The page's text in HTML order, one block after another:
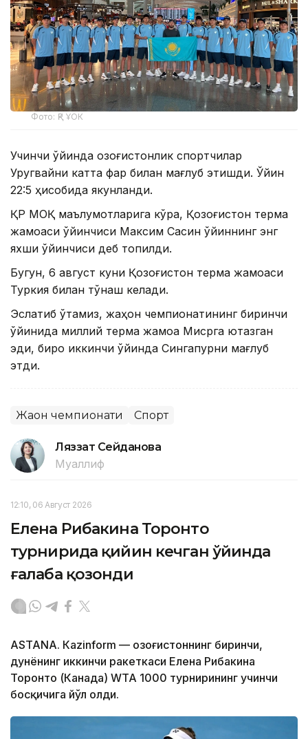
Фото: ҚР ҰОК
Учинчи ўйинда қозоғистонлик спортчилар
Уругвайни катта фарқ билан мағлуб этишди. Ўйин
22:5 ҳисобида якунланди.
ҚР МОҚ маълумотларига кўра, Қозоғистон терма
жамоаси ўйинчиси Максим Сасин ўйиннинг энг
яхши ўйинчиси деб топилди.
Бугун, 6 август куни Қозоғистон терма жамоаси
Туркия билан тўқнаш келади.
Эслатиб ўтамиз, жаҳон чемпионатининг биринчи
ўйинида миллий терма жамоа Мисрга ютқазган
эди, бироқ иккинчи ўйинда Сингапурни мағлуб
этди.
Жаҳон чемпионати Спорт
Ляззат Сейданова
Муаллиф
12:10, 06 Август 2026
Елена Рибакина Торонто
турнирида қийин кечган ўйинда
ғалаба қозонди
ASTANА. Кazinform — Қозоғистоннинг биринчи,
дунёнинг иккинчи ракеткаси Елена Рибакина
Торонто (Канада) WТА 1000 турнирининг учинчи
босқичига йўл олди.